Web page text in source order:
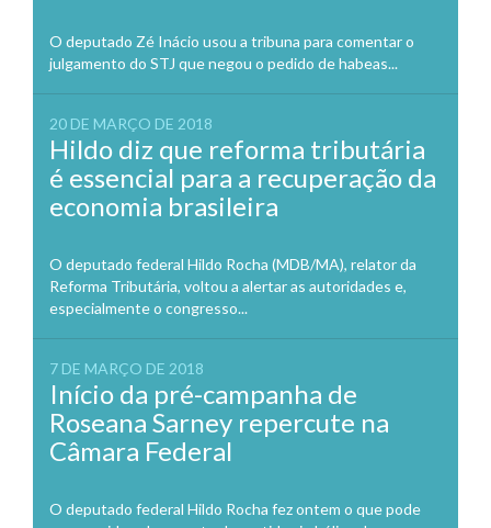
O deputado Zé Inácio usou a tribuna para comentar o
julgamento do STJ que negou o pedido de habeas...
20 DE MARÇO DE 2018
Hildo diz que reforma tributária
é essencial para a recuperação da
economia brasileira
O deputado federal Hildo Rocha (MDB/MA), relator da
Reforma Tributária, voltou a alertar as autoridades e,
especialmente o congresso...
7 DE MARÇO DE 2018
Início da pré-campanha de
Roseana Sarney repercute na
Câmara Federal
O deputado federal Hildo Rocha fez ontem o que pode